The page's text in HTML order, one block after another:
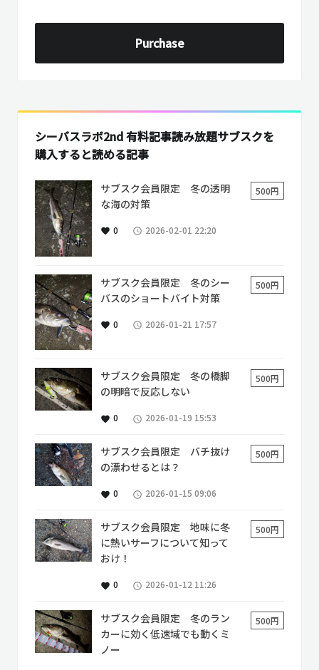
Purchase
シーバスラボ2nd 有料記事読み放題サブスクを
購入すると読める記事
サブスク会員限定 冬の透明
な海の対策
500円
favorite 0 access_time 2026-02-01 22:20
サブスク会員限定 冬のシー
バスのショートバイト対策
500円
favorite 0 access_time 2026-01-21 17:57
サブスク会員限定 冬の橋脚
の明暗で反応しない
500円
favorite 0 access_time 2026-01-19 15:53
サブスク会員限定 バチ抜け
の漂わせるとは？
500円
favorite 0 access_time 2026-01-15 09:06
サブスク会員限定 地味に冬
に熱いサーフについて知って
おけ！
500円
favorite 0 access_time 2026-01-12 11:26
サブスク会員限定 冬のラン
カーに効く低速域でも動くミ
ノー
500円